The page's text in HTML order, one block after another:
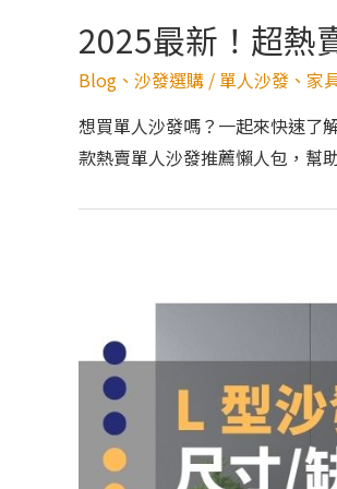
2025最新！超熱
Blog 、 沙發選購 / 單人沙發 、 家
想買單人沙發嗎？一起來快速了
款熱賣單人沙發推薦懶人包，幫